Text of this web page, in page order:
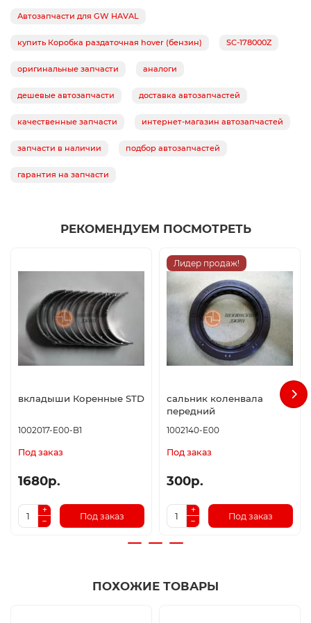
Автозапчасти для GW HAVAL
купить Коробка раздаточная hover (бензин) SC-178000Z
оригинальные запчасти аналоги
дешевые автозапчасти доставка автозапчастей
качественные запчасти интернет-магазин автозапчастей
запчасти в наличии подбор автозапчастей
гарантия на запчасти
РЕКОМЕНДУЕМ ПОСМОТРЕТЬ
вкладыши Коренные STD
1002017-E00-B1
Под заказ
1680р.
Под заказ
Лидер продаж!
сальник коленвала
передний
1002140-E00
Под заказ
300р.
Под заказ
ПОХОЖИЕ ТОВАРЫ